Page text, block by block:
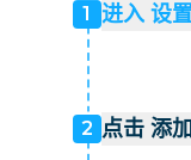
1 进入 设
2 点击 添